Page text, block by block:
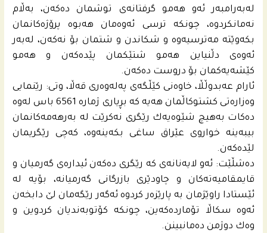
له‌به‌رامبه‌ر ئه‌و هه‌مو گرفتانه‌ى توشمان ده‌كه‌ن، به‌ڵام
نه‌مانكردوه‌، چونكه‌ ترسى ئه‌وه‌مان هه‌بوه‌ پرۆژه‌كانمان
بكه‌وێته‌ مه‌ترسیه‌وه‌ و شكاندن و شتمان بۆ نه‌كه‌ن، له‌به‌ر
ئه‌وه‌ى دڵنیاین هه‌مو شتێكمان پێده‌كه‌ن و هه‌مو
كێشه‌یه‌كمان بۆ دروست ده‌كه‌ن.
ئارام عه‌بدوڵڵا، خاوه‌نى كێڵگه‌ى په‌له‌وه‌رى قه‌ڵا، وتى: رێنمایی
وه‌زاره‌تى كشتوكاڵمان هه‌یه‌ كه‌ بڕیارى ژماره‌ 6561 باس له‌وه‌
ده‌كات به‌هیچ شێوه‌یه‌ك رێگرى نه‌كرێت له‌ به‌رهه‌مه‌كانمان
بیبه‌ینه‌ خواروى عێراق ساغى بكه‌ینه‌وه‌، كه‌چى رێگریمان
لێده‌كه‌ن.
ده‌شڵێت: ئه‌و لایه‌نانه‌ى كه‌ رێگرى ده‌كه‌ن ئیداره‌ى گه‌رمیان و
قایمقامیه‌ته‌كان و چاودێرى بازرگانى گه‌رمیانه‌، بۆیه‌ له‌
ئێستادا راوێژمان به‌ پارێزه‌ر كردوه‌ ئه‌گه‌ر رێگه‌مان لێ دابخه‌ن
ئه‌وه‌ سكاڵا تۆمارده‌كه‌ین، چونكه‌ كۆتوبه‌ندیان كردوین و
وه‌ك دوژمن ده‌مانبینن.